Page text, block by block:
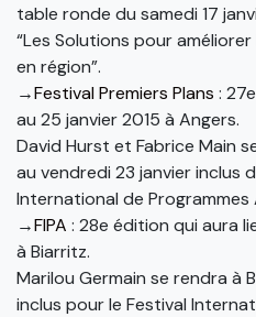
table ronde du samedi 17
“Les Solutions pour
en région”.
→Festival Premiers Plans :
au 25 janvier 2015 à Angers.
David Hurst et Fabrice Main
au vendredi 23 janvier inclus
International de Programmes
→FIPA : 28e édition qui aura
à Biarritz.
Marilou Germain se rendra à
inclus pour le Festival